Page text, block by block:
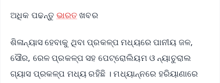
ଅଧିକ ପଢନ୍ତୁ ଭାରତଖବର
ଶିଳାନ୍ୟାସ ହେବାକୁ ଥିବା ପ୍ରକଳ୍ପ ମଧ୍ୟରେ ପାନୀୟ ଜଳ,
ସୌର, ରେଳ ପ୍ରକଳ୍ପ ସହ ପେଟ୍ରୋଲିୟମ ଓ ନ୍ୟାଚୁରାଲ
ଗ୍ୟାସ ପ୍ରକଳ୍ପ ମଧ୍ୟ ରହିଛି । ମଧ୍ୟାନ୍ନରେ ହରିୟାଣାରେ